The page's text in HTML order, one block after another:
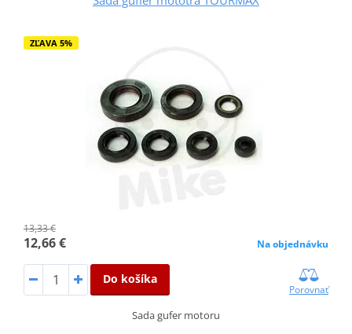
ZĽAVA 5%
13,33 €
12,66 € Na objednávku
Do košíka
Porovnať
Sada gufer motoru